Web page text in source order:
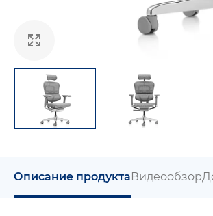
Описание продуктаВидеообзор